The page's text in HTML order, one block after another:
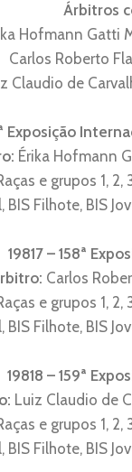
Árbitros
Hofmann Gatti
Carlos Roberto
Claudio de
Exposição
Érika Hofmann
e grupos 1, 2,
BIS Filhote, BIS
19817 – 158ª
Carlos
e grupos 1, 2,
BIS Filhote, BIS
19818 – 159ª
Luiz Claudio de
e grupos 1, 2,
BIS Filhote, BIS